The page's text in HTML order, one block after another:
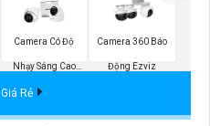
Camera Có Độ
Nhạy Sáng Cao
Kbvision
Camera 360 Báo
Động Ezviz
Rẻ